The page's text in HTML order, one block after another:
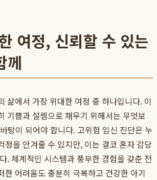
여정, 신뢰할 수 있는
께
삶에서 가장 위대한 여정 중 하나입니다. 이
기쁨과 설렘으로 채우기 위해서는 무엇보
탕이 되어야 합니다. 고위험 임신 진단은 누
정을 안겨줄 수 있지만, 이는 결코 혼자 감당
. 체계적인 시스템과 풍부한 경험을 갖춘 전
한 어려움도 충분히 극복하고 건강한 아기